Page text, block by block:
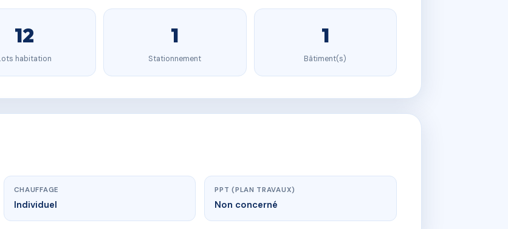
12
habitation
1
Stationnement
1
Bâtiment(s)
CHAUFFAGE
Individuel
PPT (PLAN TRAVAUX)
Non concerné